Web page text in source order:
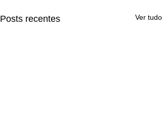
Posts recentes Ver tudo